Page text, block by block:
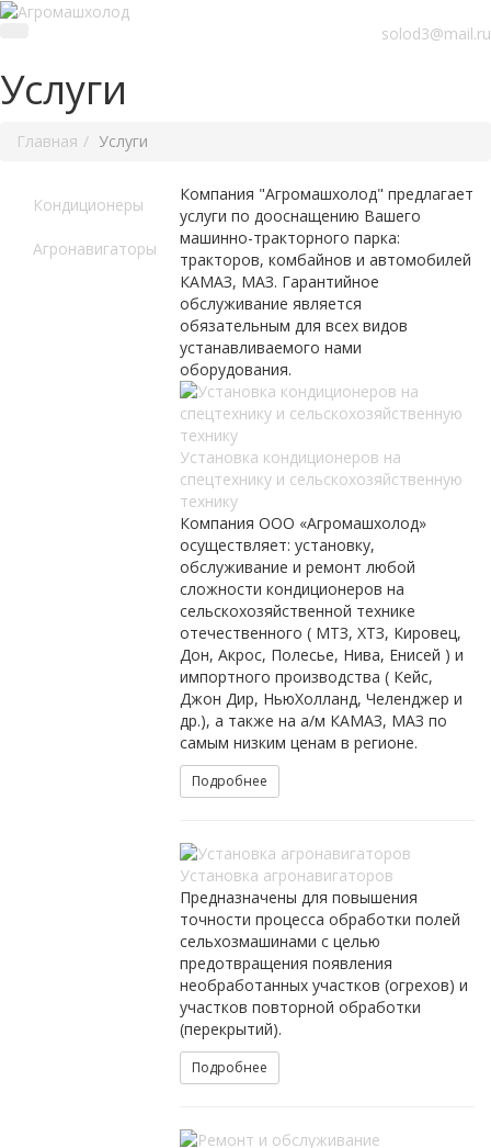
solod3@mail.ru
Услуги
Главная Услуги
Кондиционеры
Агронавигаторы
Компания "Агромашхолод" предлагает
услуги по дооснащению Вашего
машинно-тракторного парка:
тракторов, комбайнов и автомобилей
КАМАЗ, МАЗ. Гарантийное
обслуживание является
обязательным для всех видов
устанавливаемого нами
оборудования.
Установка кондиционеров на
спецтехнику и сельскохозяйственную
технику
Компания ООО «Агромашхолод»
осуществляет: установку,
обслуживание и ремонт любой
сложности кондиционеров на
сельскохозяйственной технике
отечественного ( МТЗ, ХТЗ, Кировец,
Дон, Акрос, Полесье, Нива, Енисей ) и
импортного производства ( Кейс,
Джон Дир, НьюХолланд, Челенджер и
др.), а также на а/м КАМАЗ, МАЗ по
самым низким ценам в регионе.
Подробнее
Установка aгронавигаторов
Предназначены для повышения
точности процесса обработки полей
сельхозмашинами с целью
предотвращения появления
необработанных участков (огрехов) и
участков повторной обработки
(перекрытий).
Подробнее